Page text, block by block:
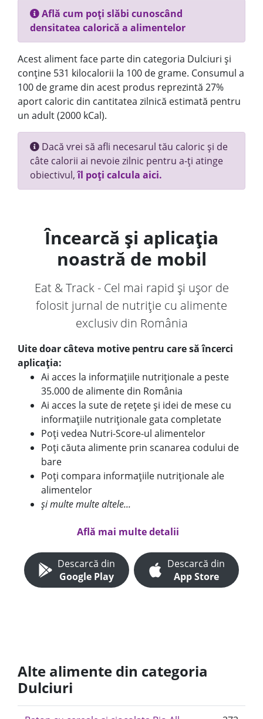
Află cum poți slăbi cunoscând
densitatea calorică a alimentelor
Acest aliment face parte din categoria Dulciuri și
conține 531 kilocalorii la 100 de grame. Consumul a
100 de grame din acest produs reprezintă 27%
aport caloric din cantitatea zilnică estimată pentru
un adult (2000 kCal).
Dacă vrei să afli necesarul tău caloric și de
câte calorii ai nevoie zilnic pentru a-ți atinge
obiectivul,îl poți calcula aici.
Încearcă și aplicația
noastră de mobil
Eat & Track - Cel mai rapid și ușor de
folosit jurnal de nutriție cu alimente
exclusiv din România
Uite doar câteva motive pentru care să încerci
aplicația:
Ai acces la informațiile nutriționale a peste
35.000 de alimente din România
Ai acces la sute de rețete și idei de mese cu
informațiile nutriționale gata completate
Poți vedea Nutri-Score-ul alimentelor
Poți căuta alimente prin scanarea codului de
bare
Poți compara informațiile nutriționale ale
alimentelor
și multe multe altele...
Află mai multe detalii
Descarcă din
Google Play
Descarcă din
App Store
Alte alimente din categoria
Dulciuri